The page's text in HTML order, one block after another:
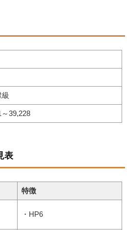
39,228
表
特徴
・HP6